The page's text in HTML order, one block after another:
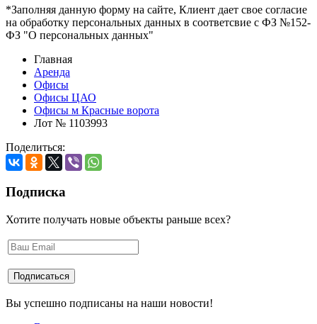
*Заполняя данную форму на сайте, Клиент дает свое согласие
на обработку персональных данных в соответсвие с ФЗ №152-
ФЗ "О персональных данных"
Главная
Аренда
Офисы
Офисы ЦАО
Офисы м Красные ворота
Лот № 1103993
Поделиться:
Подписка
Хотите получать новые объекты раньше всех?
Вы успешно подписаны на наши новости!